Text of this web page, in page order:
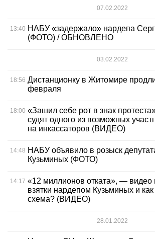
07.02.2022
13:40 НАБУ «задержало» нардепа
(ФОТО) / ОБНОВЛЕНО
03.02.2022
18:56 Дистанционку в Житомире
февраля
18:00 «Зашил себе рот в знак
судят одного из возможных
на инкассаторов (ВИДЕО)
14:48 НАБУ объявило в розыск
Кузьминых (ФОТО)
14:17 «12 миллионов отката», — видео
взятки нардепом Кузьминых и
схема? (ВИДЕО)
28.01.2022